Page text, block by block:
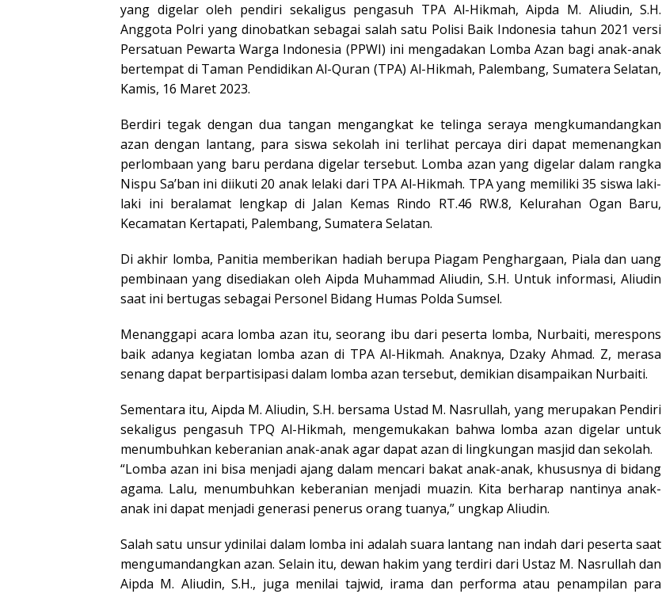
yang digelar oleh pendiri sekaligus pengasuh TPA Al-Hikmah, Aipda M. Aliudin, S.H.
Anggota Polri yang dinobatkan sebagai salah satu Polisi Baik Indonesia tahun 2021 versi
Persatuan Pewarta Warga Indonesia (PPWI) ini mengadakan Lomba Azan bagi anak-anak
bertempat di Taman Pendidikan Al-Quran (TPA) Al-Hikmah, Palembang, Sumatera Selatan,
Kamis, 16 Maret 2023.
Berdiri tegak dengan dua tangan mengangkat ke telinga seraya mengkumandangkan
azan dengan lantang, para siswa sekolah ini terlihat percaya diri dapat memenangkan
perlombaan yang baru perdana digelar tersebut. Lomba azan yang digelar dalam rangka
Nispu Sa’ban ini diikuti 20 anak lelaki dari TPA Al-Hikmah. TPA yang memiliki 35 siswa laki-
laki ini beralamat lengkap di Jalan Kemas Rindo RT.46 RW.8, Kelurahan Ogan Baru,
Kecamatan Kertapati, Palembang, Sumatera Selatan.
Di akhir lomba, Panitia memberikan hadiah berupa Piagam Penghargaan, Piala dan uang
pembinaan yang disediakan oleh Aipda Muhammad Aliudin, S.H. Untuk informasi, Aliudin
saat ini bertugas sebagai Personel Bidang Humas Polda Sumsel.
Menanggapi acara lomba azan itu, seorang ibu dari peserta lomba, Nurbaiti, merespons
baik adanya kegiatan lomba azan di TPA Al-Hikmah. Anaknya, Dzaky Ahmad. Z, merasa
senang dapat berpartisipasi dalam lomba azan tersebut, demikian disampaikan Nurbaiti.
Sementara itu, Aipda M. Aliudin, S.H. bersama Ustad M. Nasrullah, yang merupakan Pendiri
sekaligus pengasuh TPQ Al-Hikmah, mengemukakan bahwa lomba azan digelar untuk
menumbuhkan keberanian anak-anak agar dapat azan di lingkungan masjid dan sekolah.
“Lomba azan ini bisa menjadi ajang dalam mencari bakat anak-anak, khususnya di bidang
agama. Lalu, menumbuhkan keberanian menjadi muazin. Kita berharap nantinya anak-
anak ini dapat menjadi generasi penerus orang tuanya,” ungkap Aliudin.
Salah satu unsur ydinilai dalam lomba ini adalah suara lantang nan indah dari peserta saat
mengumandangkan azan. Selain itu, dewan hakim yang terdiri dari Ustaz M. Nasrullah dan
Aipda M. Aliudin, S.H., juga menilai tajwid, irama dan performa atau penampilan para